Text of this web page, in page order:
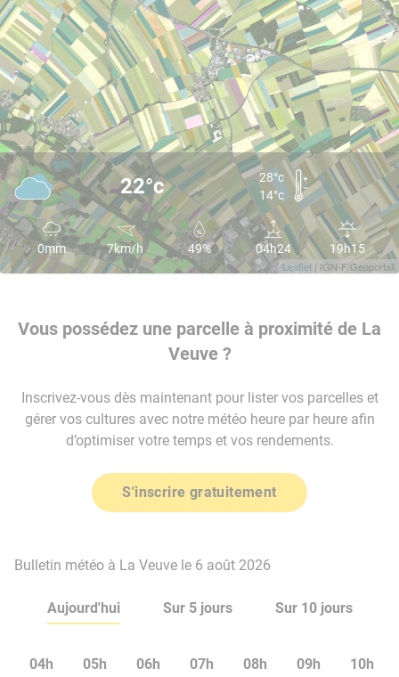
Leaflet | IGN-F/Geoportail
22°c
28°c
14°c
0mm 7km/h 49% 04h24 19h15
Vous possédez une parcelle à proximité de La
Veuve ?
Inscrivez-vous dès maintenant pour lister vos parcelles et
gérer vos cultures avec notre météo heure par heure afin
d’optimiser votre temps et vos rendements.
S'inscrire gratuitement
Bulletin météo à La Veuve le 6 août 2026
Aujourd'hui Sur 5 jours Sur 10 jours
04h 05h 06h 07h 08h 09h 10h